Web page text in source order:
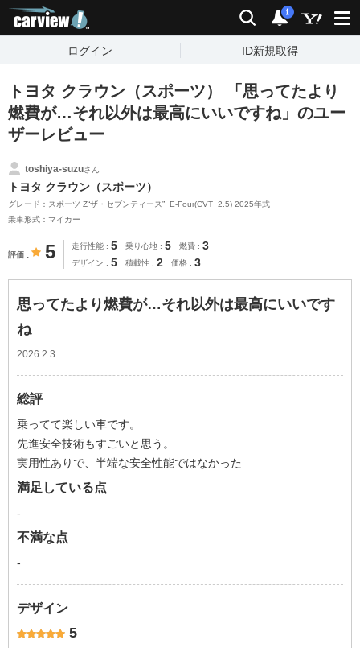
検索 通知
i
ログイン ID新規取得
トヨタ クラウン（スポーツ） 「思ってたより
燃費が…それ以外は最高にいいですね」のユー
ザーレビュー
toshiya-suzuさん
トヨタ クラウン（スポーツ）
グレード：スポーツ Z“ザ・セブンティース”_E-Four(CVT_2.5) 2025年式
乗車形式：マイカー
評価 5 走行性能 5 乗り心地 5 燃費 3
デザイン 5 積載性 2 価格 3
思ってたより燃費が…それ以外は最高にいいです
ね
2026.2.3
総評
乗ってて楽しい車です。
先進安全技術もすごいと思う。
実用性ありで、半端な安全性能ではなかった
満足している点
-
不満な点
-
デザイン
5